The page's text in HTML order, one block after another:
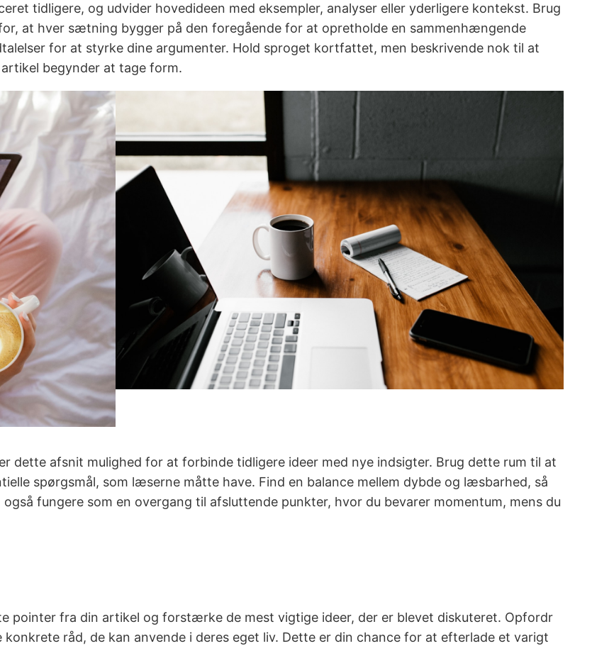
tidligere, og udvider hovedideen med eksempler, analyser eller yderligere kontekst. Brug
at hver sætning bygger på den foregående for at opretholde en sammenhængende
for at styrke dine argumenter. Hold sproget kortfattet, men beskrivende nok til at
begynder at tage form.
dette afsnit mulighed for at forbinde tidligere ideer med nye indsigter. Brug dette rum til at
spørgsmål, som læserne måtte have. Find en balance mellem dybde og læsbarhed, så
fungere som en overgang til afsluttende punkter, hvor du bevarer momentum, mens du
pointer fra din artikel og forstærke de mest vigtige ideer, der er blevet diskuteret. Opfordr
råd, de kan anvende i deres eget liv. Dette er din chance for at efterlade et varigt